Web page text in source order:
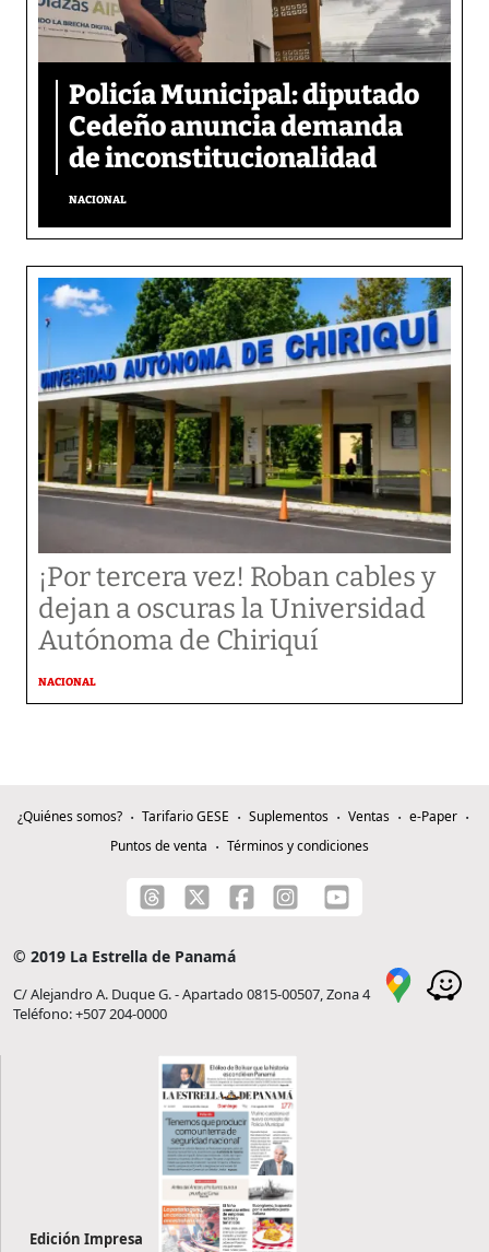
Policía Municipal: diputado
Cedeño anuncia demanda
de inconstitucionalidad
NACIONAL
¡Por tercera vez! Roban cables y
dejan a oscuras la Universidad
Autónoma de Chiriquí
NACIONAL
¿Quiénes somos? Tarifario GESE Suplementos Ventas
e-Paper
Puntos de venta
Términos y condiciones
© 2019 La Estrella de Panamá
C/ Alejandro A. Duque G. - Apartado 0815-00507, Zona 4
Teléfono: +507 204-0000
Edición Impresa